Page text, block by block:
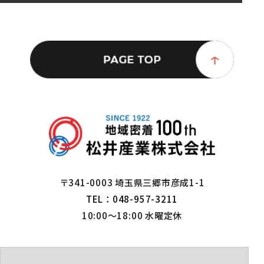
〒341-0003 埼玉県三郷市彦成1-1
TEL：048-957-3211
10:00～18:00 水曜定休